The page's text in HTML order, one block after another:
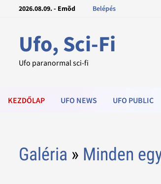
2026.08.09. - Emõd Belépés
Ufo, Sci-Fi
Ufo paranormal sci-fi
KEZDŐLAP UFO NEWS UFO PUBLIC
Galéria » Minden